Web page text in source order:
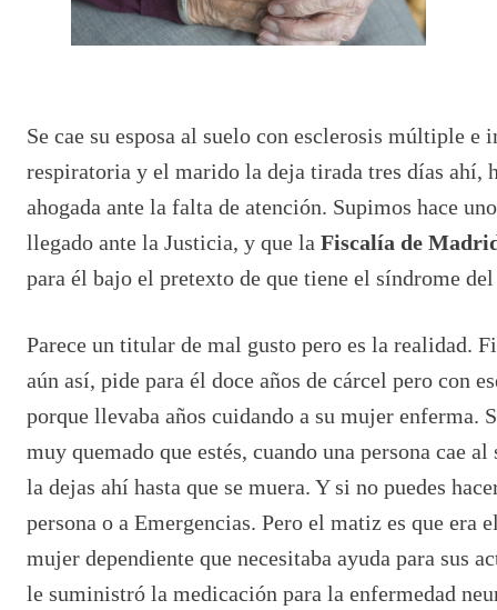
Se cae su esposa al suelo con esclerosis múltiple e
respiratoria y el marido la deja tirada tres días ahí,
ahogada ante la falta de atención. Supimos hace
llegado ante la Justicia, y que la Fiscalía de
para él bajo el pretexto de que tiene el síndrome
Parece un titular de mal gusto pero es la realidad.
aún así, pide para él doce años de cárcel pero con
porque llevaba años cuidando a su mujer enferma.
muy quemado que estés, cuando una persona cae
la dejas ahí hasta que se muera. Y si no puedes
persona o a Emergencias. Pero el matiz es que era
mujer dependiente que necesitaba ayuda para sus
le suministró la medicación para la enfermedad